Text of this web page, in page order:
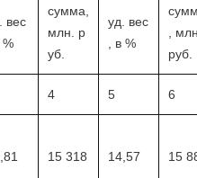
вес
%
сумма,
млн. р
уб.
уд. вес
, в %
,
руб.
4 5 6
15 318 14,57 15